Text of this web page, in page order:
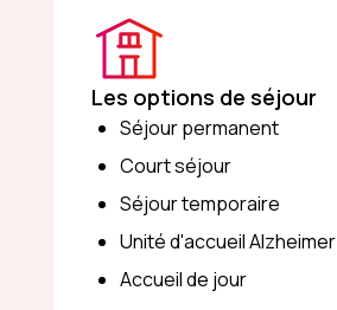
Les options de séjour
Séjour permanent
Court séjour
Séjour temporaire
Unité d'accueil Alzheimer
Accueil de jour